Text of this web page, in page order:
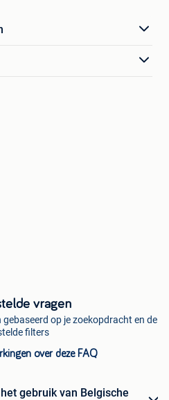
vragen
op je zoekopdracht en de
filters
over deze FAQ
gebruik van Belgische